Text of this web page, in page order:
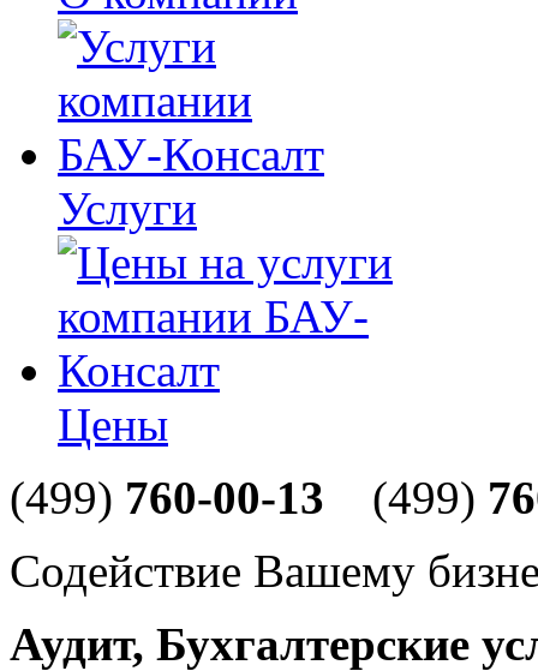
Услуги
Цены
(499) 760-00-13 (499)
Содействие Вашему
Аудит, Бухгалтерские